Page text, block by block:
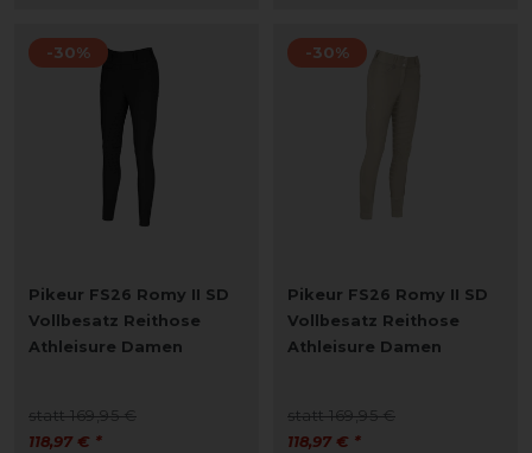
-30%
Pikeur FS26 Romy II SD
Vollbesatz Reithose
Athleisure Damen
statt 169,95 €
118,97 € *
-30%
Pikeur FS26 Romy II SD
Vollbesatz Reithose
Athleisure Damen
statt 169,95 €
118,97 € *